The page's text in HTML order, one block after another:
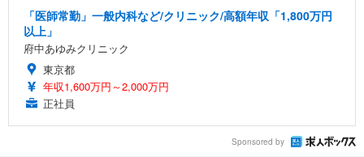
「医師常勤」一般内科など/クリニック/高額年収「1,800万円
以上」
府中あゆみクリニック
東京都
年収1,600万円～2,000万円
正社員
Sponsored by